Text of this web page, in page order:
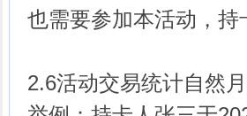
也需要参加本活动，
2.6活动交易统计自然